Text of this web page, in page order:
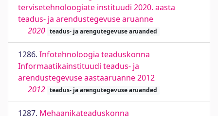
tervisetehnoloogiate instituudi 2020. aasta
teadus- ja arendustegevuse aruanne
2020 teadus- ja arengutegevuse aruanded
1286. Infotehnoloogia teaduskonna
Informaatikainstituudi teadus- ja
arendustegevuse aastaaruanne 2012
2012 teadus- ja arengutegevuse aruanded
1287. Mehaanikateaduskonna